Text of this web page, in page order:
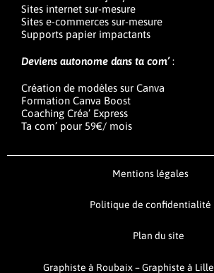
Sites internet sur-mesure
Sites e-commerces sur-mesure
Supports papier impactants
Deviens autonome dans ta com’:
Création de modèles sur Canva
Formation Canva Boost
Coaching Créa’ Express
Ta com’ pour 59€/ mois
Mentions légales
Politique de confidentialité
Plan du site
Graphiste à Roubaix –Graphiste à Lille